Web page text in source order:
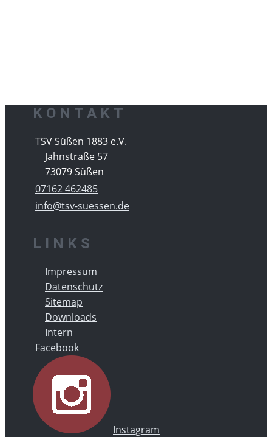
KONTAKT
​TSV Süßen 1883 e.V.
Jahnstraße 57
73079 Süßen
07162 462485
info@tsv-suessen.de
LINKS
Impressum
Datenschutz
Sitemap
Downloads
Intern
Facebook
Instagram